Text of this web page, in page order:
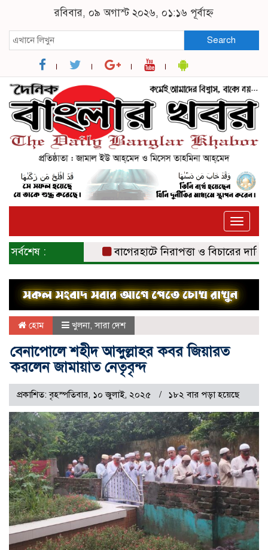
রবিবার, ০৯ অগাস্ট ২০২৬, ০১:১৬ পূর্বাহ্ন
Search
Toggle
সর্বশেষ : বাগেরহাটে নিরাপত্তা ও বিচারের দাবিতে
হোম খুলনা,সারা দেশ
বেনাপোলে শহীদ আব্দুল্লাহর কবর জিয়ারত
করলেন জামায়াত নেতৃবৃন্দ
প্রকাশিত: বৃহস্পতিবার, ১০ জুলাই, ২০২৫ ১৮২ বার পড়া হয়েছে